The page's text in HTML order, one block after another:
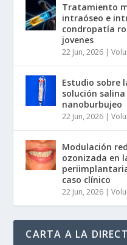
Tratamiento
intraóseo e
condropatía
jovenes
22 Jun, 2026 |
Estudio sobre
solución
nanoburbujeo
22 Jun, 2026 |
Modulación
ozonizada en
caso clínico
22 Jun, 2026 |
CARTA A LA